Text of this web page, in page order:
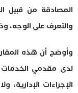
والتعرف على الوجه، وذلك
وأوضح أن هذه
لدى مقدمي الخدمات
الإجراءات